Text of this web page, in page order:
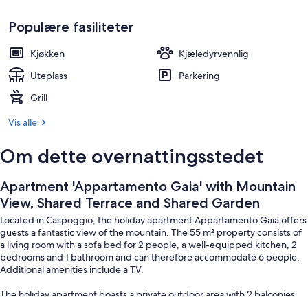
Populære fasiliteter
Kjøkken
Kjæledyrvennlig
Uteplass
Parkering
Grill
Vis alle
Om dette overnattingsstedet
Apartment 'Appartamento Gaia' with Mountain
View, Shared Terrace and Shared Garden
Located in Caspoggio, the holiday apartment Appartamento Gaia offers
guests a fantastic view of the mountain. The 55 m² property consists of
a living room with a sofa bed for 2 people, a well-equipped kitchen, 2
bedrooms and 1 bathroom and can therefore accommodate 6 people.
Additional amenities include a TV.
The holiday apartment boasts a private outdoor area with 2 balconies.